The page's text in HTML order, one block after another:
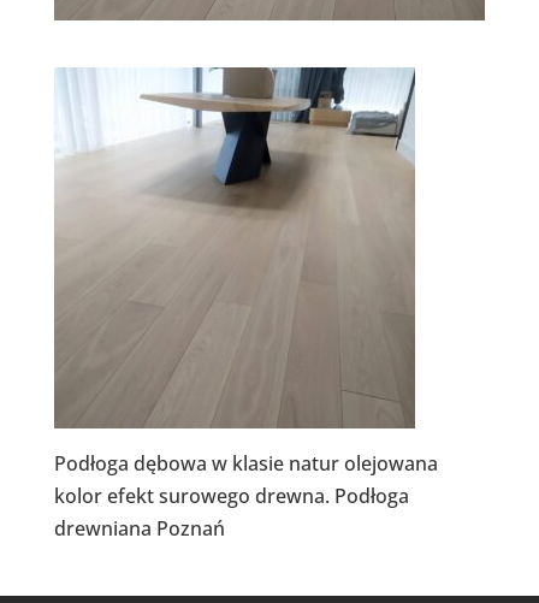
Podłoga dębowa w klasie natur olejowana
kolor efekt surowego drewna. Podłoga
drewniana Poznań